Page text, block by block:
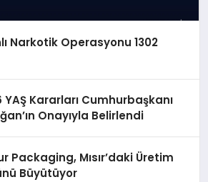
Narkotik Operasyonu 1302
YAŞ Kararları Cumhurbaşkanı
Onayıyla Belirlendi
Packaging, Mısır’daki Üretim
Büyütüyor